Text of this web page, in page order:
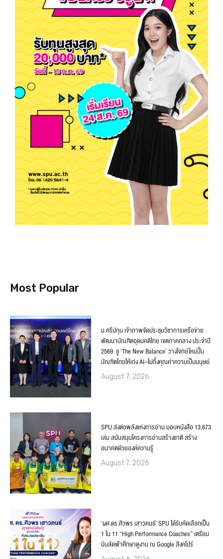
Most Popular
ม.ศรีปทุม เจ้าภาพจัดประชุมวิชาการเครือข่าย
พัฒนาบัณฑิตอุดมคติไทย เขตภาคกลาง ประจำปี
2569 ชู ‘The New Balance’ วางโจทย์ใหม่ปั้น
บัณฑิตไทยให้เก่ง AI–ไม่ทิ้งคุณค่าความเป็นมนุษย์
August 7, 2026
SPU ส่งต่อพลังแห่งการอ่าน มอบหนังสือ 13,673
เล่ม สนับสนุนโครงการอ่านสร้างชาติ สร้าง
อนาคตด้วยองค์ความรู้
August 7, 2026
‘ผศ.ดร.ศิวพร เสาวคนธ์’ SPU ได้รับคัดเลือกเป็น
1 ใน 11 “High Performance Coaches” เตรียม
บินลัดฟ้าศึกษาดูงาน ณ Google สิงคโปร์